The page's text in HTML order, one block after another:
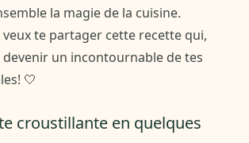
la magie de la cuisine.
veux te partager cette recette qui,
devenir un incontournable de tes
🤍
croustillante en quelques